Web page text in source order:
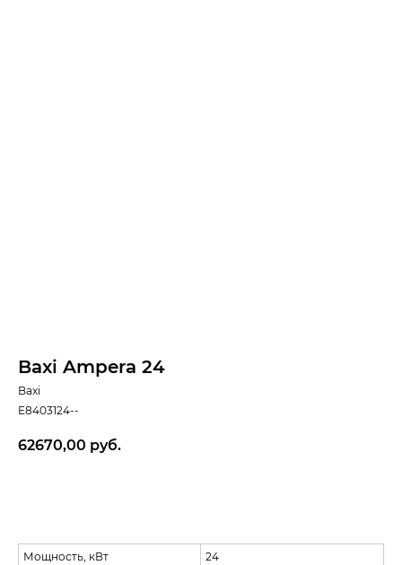
Baxi Ampera 24
Baxi
E8403124--
62670,00 руб.
Мощность, кВт
24